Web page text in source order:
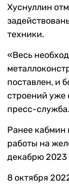
Хуснуллин
техники.
«Весь
поставлен, и
строений уже
пресс-служба.
Ранее кабмин
работы на
декабрю 2023
8 октября